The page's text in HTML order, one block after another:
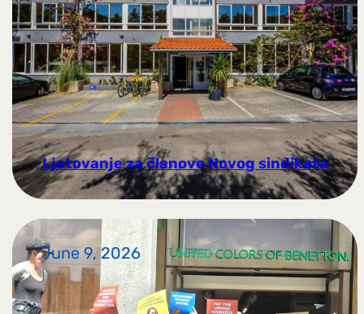
Ljetovanje za članove Novog sindikata
June 9, 2026